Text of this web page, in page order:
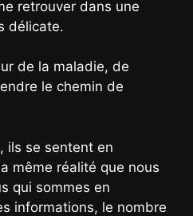
retrouver dans une
délicate.
de la maladie, de
le chemin de
ils se sentent en
même réalité que nous
qui sommes en
informations, le nombre